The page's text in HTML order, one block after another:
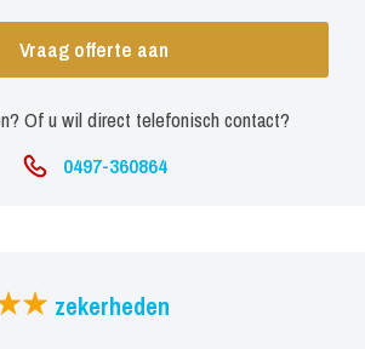
Vraag offerte aan
Of u wil direct telefonisch contact?
0497-360864
zekerheden